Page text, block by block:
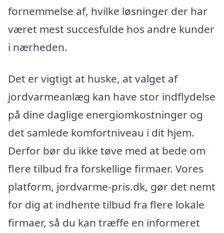
fornemmelse af, hvilke løsninger der har
været mest succesfulde hos andre kunder
i nærheden.
Det er vigtigt at huske, at valget af
jordvarmeanlæg kan have stor indflydelse
på dine daglige energiomkostninger og
det samlede komfortniveau i dit hjem.
Derfor bør du ikke tøve med at bede om
flere tilbud fra forskellige firmaer. Vores
platform, jordvarme-pris.dk, gør det nemt
for dig at indhente tilbud fra flere lokale
firmaer, så du kan træffe en informeret